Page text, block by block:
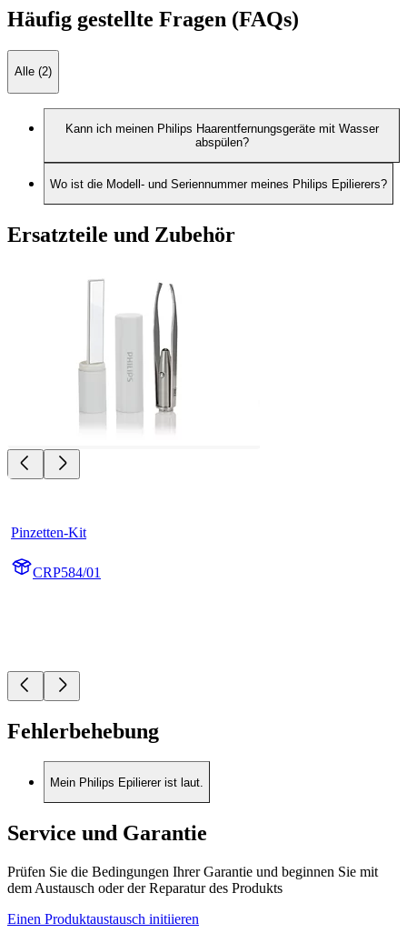
Häufig gestellte Fragen (FAQs)
Alle (2)
Kann ich meinen Philips Haarentfernungsgeräte mit Wasser
abspülen?
Wo ist die Modell- und Seriennummer meines Philips Epilierers?
Ersatzteile und Zubehör
Pinzetten-Kit
CRP584/01
Fehlerbehebung
Mein Philips Epilierer ist laut.
Service und Garantie
Prüfen Sie die Bedingungen Ihrer Garantie und beginnen Sie mit
dem Austausch oder der Reparatur des Produkts
Einen Produktaustausch initiieren